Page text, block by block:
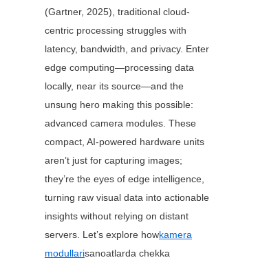
(Gartner, 2025), traditional cloud-
centric processing struggles with
latency, bandwidth, and privacy. Enter
edge computing—processing data
locally, near its source—and the
unsung hero making this possible:
advanced camera modules. These
compact, AI-powered hardware units
aren’t just for capturing images;
they’re the eyes of edge intelligence,
turning raw visual data into actionable
insights without relying on distant
servers. Let’s explore howkamera
modullarisanoatlarda chekka